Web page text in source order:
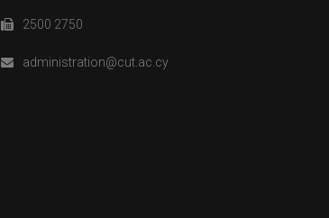
2500 2750
administration@cut.ac.cy